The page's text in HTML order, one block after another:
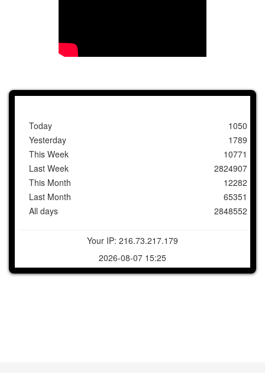
Today
Yesterday
This Week
Last Week
This Month
Last Month
All days
1050
1789
10771
2824907
12282
65351
2848552
Your IP: 216.73.217.179
2026-08-07 15:25